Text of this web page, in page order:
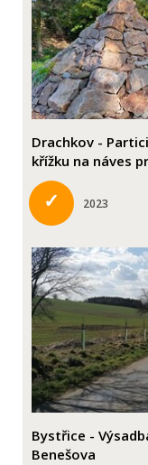
Drachkov -
křížku na náves
✓ 2023
Bystřice -
Benešova